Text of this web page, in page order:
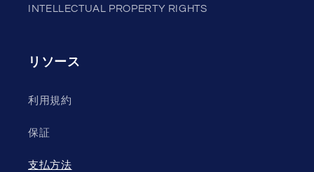
INTELLECTUAL PROPERTY RIGHTS
リソース
利用規約
保証
支払方法